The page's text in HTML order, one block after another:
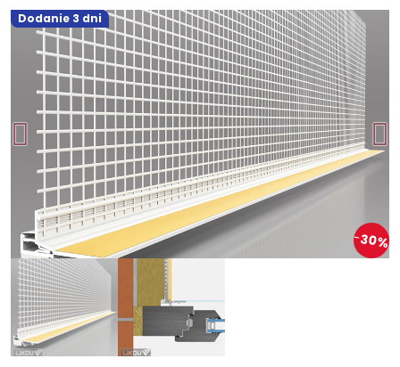
Dodanie 3 dni
30%